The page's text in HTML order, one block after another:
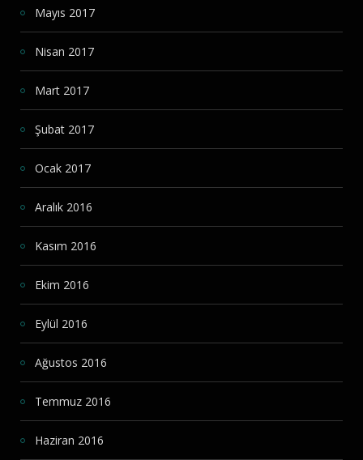
Mayıs 2017
Nisan 2017
Mart 2017
Şubat 2017
Ocak 2017
Aralık 2016
Kasım 2016
Ekim 2016
Eylül 2016
Ağustos 2016
Temmuz 2016
Haziran 2016